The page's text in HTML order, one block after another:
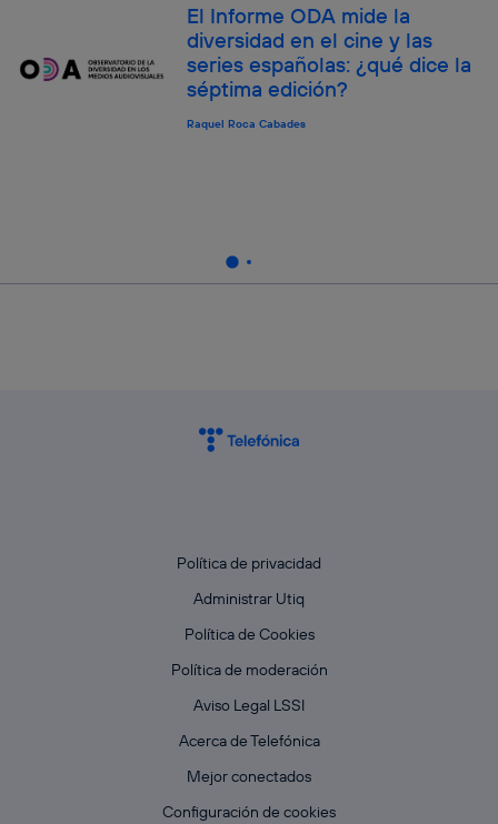
El Informe ODA mide la
diversidad en el cine y las
series españolas: ¿qué dice la
séptima edición?
Raquel Roca Cabades
Política de privacidad
Administrar Utiq
Política de Cookies
Política de moderación
Aviso Legal LSSI
Acerca de Telefónica
Mejor conectados
Configuración de cookies